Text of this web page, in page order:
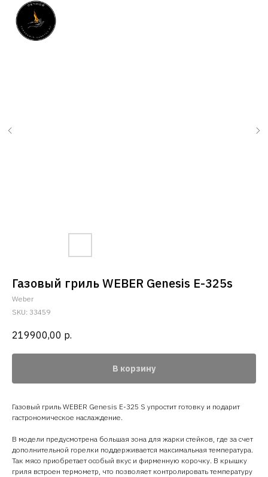
Газовый гриль WEBER Genesis E-325s
Weber
SKU: 33459
219900,00 р.
В корзину
Газовый гриль WEBER Genesis E-325 S упростит готовку и подарит
гастрономическое наслаждение.
В модели предусмотрена большая зона для жарки стейков, где за счет
дополнительной горелки поддерживается максимальная температура.
Так мясо приобретает особый вкус и фирменную корочку. В крышку
гриля встроен термометр, что позволяет контролировать температуру